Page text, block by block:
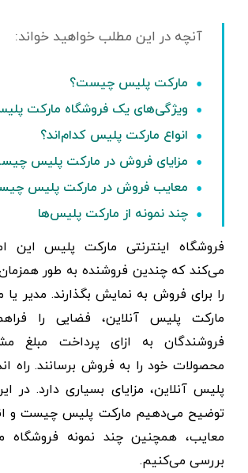
مارکت پلیس چیست؟
ویژگی‌های یک فروشگاه مارکت
انواع مارکت پلیس کدام‌اند؟
مزایای فروش در مارکت پلیس
معایب فروش در مارکت پلیس
چند نمونه‌ از مارکت پلیس‌‌ها
فروشگاه اینترنتی مارکت پلیس این
می‌کند که چندین فروشنده به طور
را برای فروش به نمایش بگذارند. مدیر
مارکت پلیس آنلاین، فضایی را
فروشندگان به ازای پرداخت مبلغ
محصولات خود را به فروش برسانند. راه
پلیس آنلاین، مزایای بسیاری دارد.
توضیح می‌دهیم مارکت پلیس چیست و
معایب، همچنین چند نمونه فروشگاه
بررسی می‌کنیم.